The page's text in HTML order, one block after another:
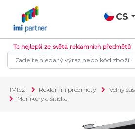
CS
To nejlepší ze světa reklamních předmětů
IMI.cz Reklamní předměty Volný čas
Manikúry a šitíčka